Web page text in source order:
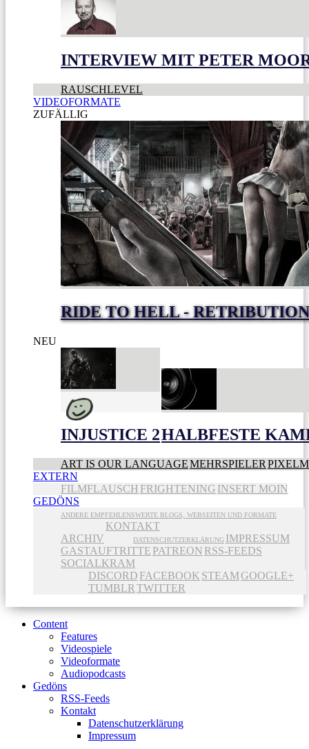
INTERVIEW MIT PETER
RAUSCHLEVEL
VIDEOFORMATE
ZUFÄLLIG
RIDE TO HELL - RETRIBUTION
NEU
INJUSTICE 2HALBFESTE
ART IS OUR LANGUAGEMEHRSPIELER
EXTERN
FILMFLAUSCH FRIGHTENING INSERT MOIN
GEDÖNS
ANDERE EMPFEHLENSWERTE BLOGS, WEBSEITEN UND FORMATE
ARCHIV
KONTAKT
DATENSCHUTZERKLÄRUNG IMPRESSUM
GASTAUFTRITTE PATREON RSS-FEEDS
SOCIALKRAM
DISCORD FACEBOOK STEAMGOOGLE+
TUMBLR TWITTER
Content
Features
Videospiele
Videoformate
Audiopodcasts
Gedöns
RSS-Feeds
Kontakt
Datenschutzerklärung
Impressum